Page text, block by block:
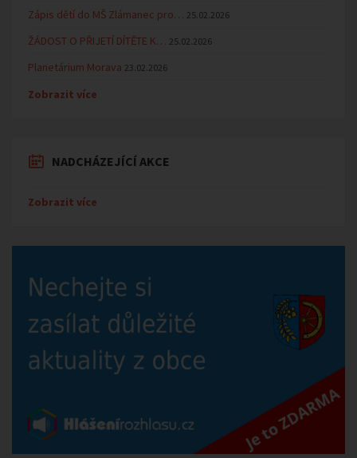
Zápis dětí do MŠ Zlámanec pro… 25.02.2026
ŽÁDOST O PŘIJETÍ DÍTĚTE K… 25.02.2026
Planetárium Morava 23.02.2026
Zobrazit více
NADCHÁZEJÍCÍ AKCE
Zobrazit více